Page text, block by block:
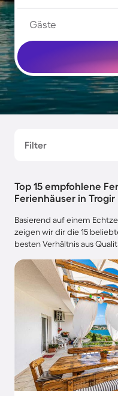
Gäste
Filter
Top 15 empfohlene
Ferienhäuser in Trogir
Basierend auf einem
zeigen wir dir die 15
besten Verhältnis aus